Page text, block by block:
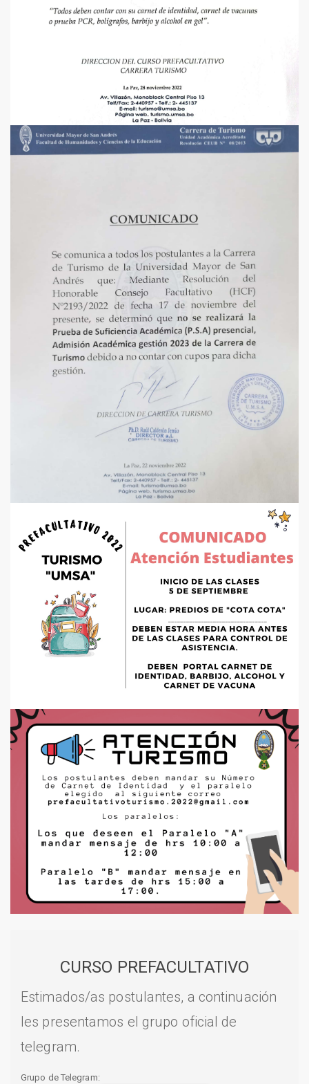
CURSO PREFACULTATIVO
Estimados/as postulantes, a continuación
les presentamos el grupo oficial de
telegram.
Grupo de Telegram: